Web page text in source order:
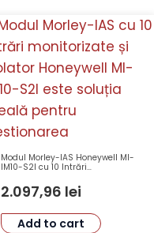
Modul Morley-IAS Honeywell MI-
IM10-S2I cu 10 Intrări
Scurtcircuit EN54:17 EN54:18
2.097,96 lei
Add to cart